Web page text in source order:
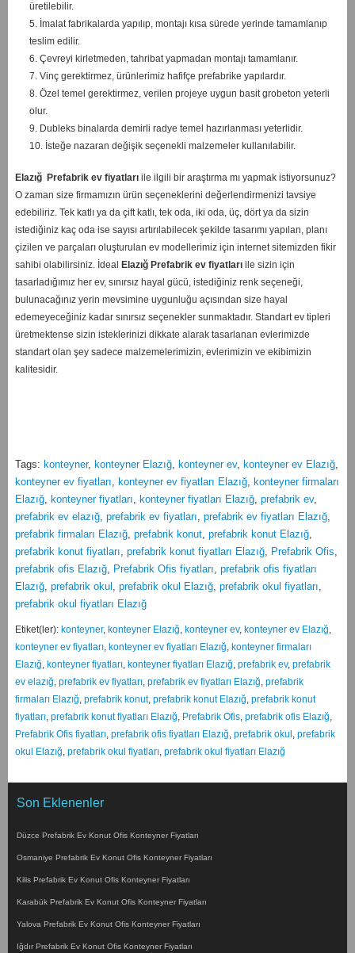
üretilebilir.
5. İmalat fabrikalarda yapılıp, montajı kısa sürede yerinde tamamlanıp
teslim edilir.
6. Çevreyi kirletmeden, tahribat yapmadan montajı tamamlanır.
7. Vinç gerektirmez, ürünlerimiz hafifçe prefabrike yapılardır.
8. Özel temel gerektirmez, verilen projeye uygun basit grobeton yeterli
olur.
9. Dubleks binalarda demirli radye temel hazırlanması yeterlidir.
10. İsteğe nazaran değişik seçenekli malzemeler kullanılabilir.
ElazığPrefabrik ev fiyatlarıile ilgili bir araştırma mı yapmak istiyorsunuz?
O zaman size firmamızın ürün seçeneklerini değerlendirmenizi tavsiye
edebiliriz. Tek katlı ya da çift katlı, tek oda, iki oda, üç, dört ya da sizin
istediğiniz kaç oda ise sayısı artırılabilecek şekilde tasarımı yapılan, planı
çizilen ve parçaları oluşturulan ev modellerimiz için internet sitemizden fikir
sahibi olabilirsiniz. İdeal ElazığPrefabrik ev fiyatlarıile sizin için
tasarladığımız her ev, sınırsız hayal gücü, istediğiniz renk seçeneği,
bulunacağınız yerin mevsimine uygunluğu açısından size hayal
edemeyeceğiniz kadar sınırsız seçenekler sunmaktadır. Standart ev tipleri
üretmektense sizin isteklerinizi dikkate alarak tasarlanan evlerimizde
standart olan şey sadece malzemelerimizin, evlerimizin ve ekibimizin
kalitesidir.
Tags: konteyner, konteyner Elazığ, konteyner ev, konteyner ev Elazığ,
konteyner ev fiyatları, konteyner ev fiyatları Elazığ, konteyner firmaları
Elazığ, konteyner fiyatları, konteyner fiyatları Elazığ, prefabrik ev,
prefabrik ev elazığ, prefabrik ev fiyatları, prefabrik ev fiyatları Elazığ,
prefabrik firmaları Elazığ, prefabrik konut, prefabrik konut Elazığ,
prefabrik konut fiyatları, prefabrik konut fiyatları Elazığ, Prefabrik Ofis,
prefabrik ofis Elazığ, Prefabrik Ofis fiyatları, prefabrik ofis fiyatları
Elazığ, prefabrik okul , prefabrik okul Elazığ, prefabrik okul fiyatları,
prefabrik okul fiyatları Elazığ
Etiket(ler): konteyner, konteyner Elazığ, konteyner ev, konteyner ev Elazığ,
konteyner ev fiyatları, konteyner ev fiyatları Elazığ, konteyner firmaları
Elazığ, konteyner fiyatları, konteyner fiyatları Elazığ, prefabrik ev, prefabrik
ev elazığ, prefabrik ev fiyatları, prefabrik ev fiyatları Elazığ, prefabrik
firmaları Elazığ, prefabrik konut, prefabrik konut Elazığ, prefabrik konut
fiyatları, prefabrik konut fiyatları Elazığ, Prefabrik Ofis, prefabrik ofis Elazığ,
Prefabrik Ofis fiyatları, prefabrik ofis fiyatları Elazığ, prefabrik okul , prefabrik
okul Elazığ, prefabrik okul fiyatları, prefabrik okul fiyatları Elazığ
Son Eklenenler
Düzce Prefabrik Ev Konut Ofis Konteyner Fiyatları
Osmaniye Prefabrik Ev Konut Ofis Konteyner Fiyatları
Kilis Prefabrik Ev Konut Ofis Konteyner Fiyatları
Karabük Prefabrik Ev Konut Ofis Konteyner Fiyatları
Yalova Prefabrik Ev Konut Ofis Konteyner Fiyatları
Iğdır Prefabrik Ev Konut Ofis Konteyner Fiyatları